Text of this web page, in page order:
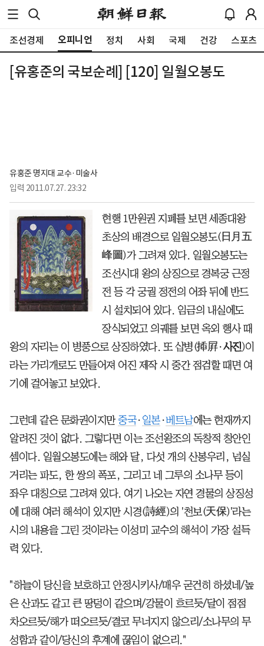
조선경제 오피니언 정치 사회 국제 건강 스포츠
[유홍준의 국보순례] [120] 일월오봉도
유홍준 명지대 교수·미술사
입력 2011.07.27. 23:32
현행 1만원권 지폐를 보면 세종대왕
초상의 배경으로 일월오봉도(日月五
峰圖)가 그려져 있다. 일월오봉도는
조선시대 왕의 상징으로 경복궁 근정
전 등 각 궁궐 정전의 어좌 뒤에 반드
시 설치되어 있다. 임금의 내실에도
장식되었고 의궤를 보면 옥외 행사 때
왕의 자리는 이 병풍으로 상징하였다. 또 삽병(揷屛·사진)이
라는 가리개로도 만들어져 어진 제작 시 중간 점검할 때면 여
기에 걸어놓고 보았다.
그런데 같은 문화권이지만 중국· 일본·베트남에는 현재까지
알려진 것이 없다. 그렇다면 이는 조선왕조의 독창적 창안인
셈이다. 일월오봉도에는 해와 달, 다섯 개의 산봉우리, 넘실
거리는 파도, 한 쌍의 폭포, 그리고 네 그루의 소나무 등이
좌우 대칭으로 그려져 있다. 여기 나오는 자연 경물의 상징성
에 대해 여러 해석이 있지만 시경(詩經)의 '천보(天保)'라는
시의 내용을 그린 것이라는 이성미 교수의 해석이 가장 설득
력 있다.
"하늘이 당신을 보호하고 안정시키사/매우 굳건히 하셨네/높
은 산과도 같고 큰 땅덩이 같으며/강물이 흐르듯/달이 점점
차오르듯/해가 떠오르듯/결코 무너지지 않으리/소나무의 무
성함과 같이/당신의 후계에 끊임이 없으리."